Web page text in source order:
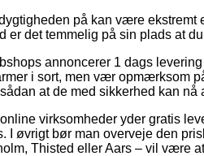
på kan være ekstremt
er det temmelig på sin plads at
annoncerer 1 dags
i sort, men vær opmærksom
at de med sikkerhed kan nå
virksomheder yder gratis
I øvrigt bør man overveje den
Thisted eller Aars – vil være